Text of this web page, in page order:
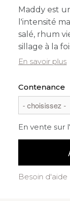
Maddy est
l'intensité
salé, rhum
sillage à la
En savoir plus
Contenance
En vente sur
Besoin d'aide